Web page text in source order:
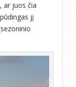
ar juos čia
jį